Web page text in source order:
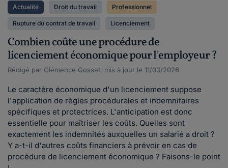
Actualité Droit du travail Professionnel
Rupture du contrat de travail Licenciement
Combien coûte une procédure de
licenciement économique pour l'employeur ?
Rédigé par Clémence Gosset, mis à jour le 11/03/2026
Le caractère économique d'un licenciement suppose
l'application de règles procédurales et indemnitaires
spécifiques et protectrices. L'anticipation est donc
essentielle pour maîtriser les coûts. Quelles sont
exactement les indemnités auxquelles un salarié a droit ?
Y a-t-il d'autres coûts financiers à prévoir en cas de
procédure de licenciement économique ? Faisons-le point